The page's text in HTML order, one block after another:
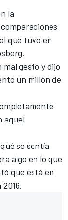
la
que tuvo en
gesto y dijo
un millón de
aquel
se sentía
algo en lo que
que está en